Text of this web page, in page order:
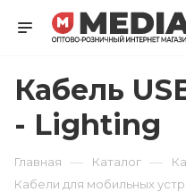
Кабель
- Lighting
Главная — Каталог —
Кабели для мобильных